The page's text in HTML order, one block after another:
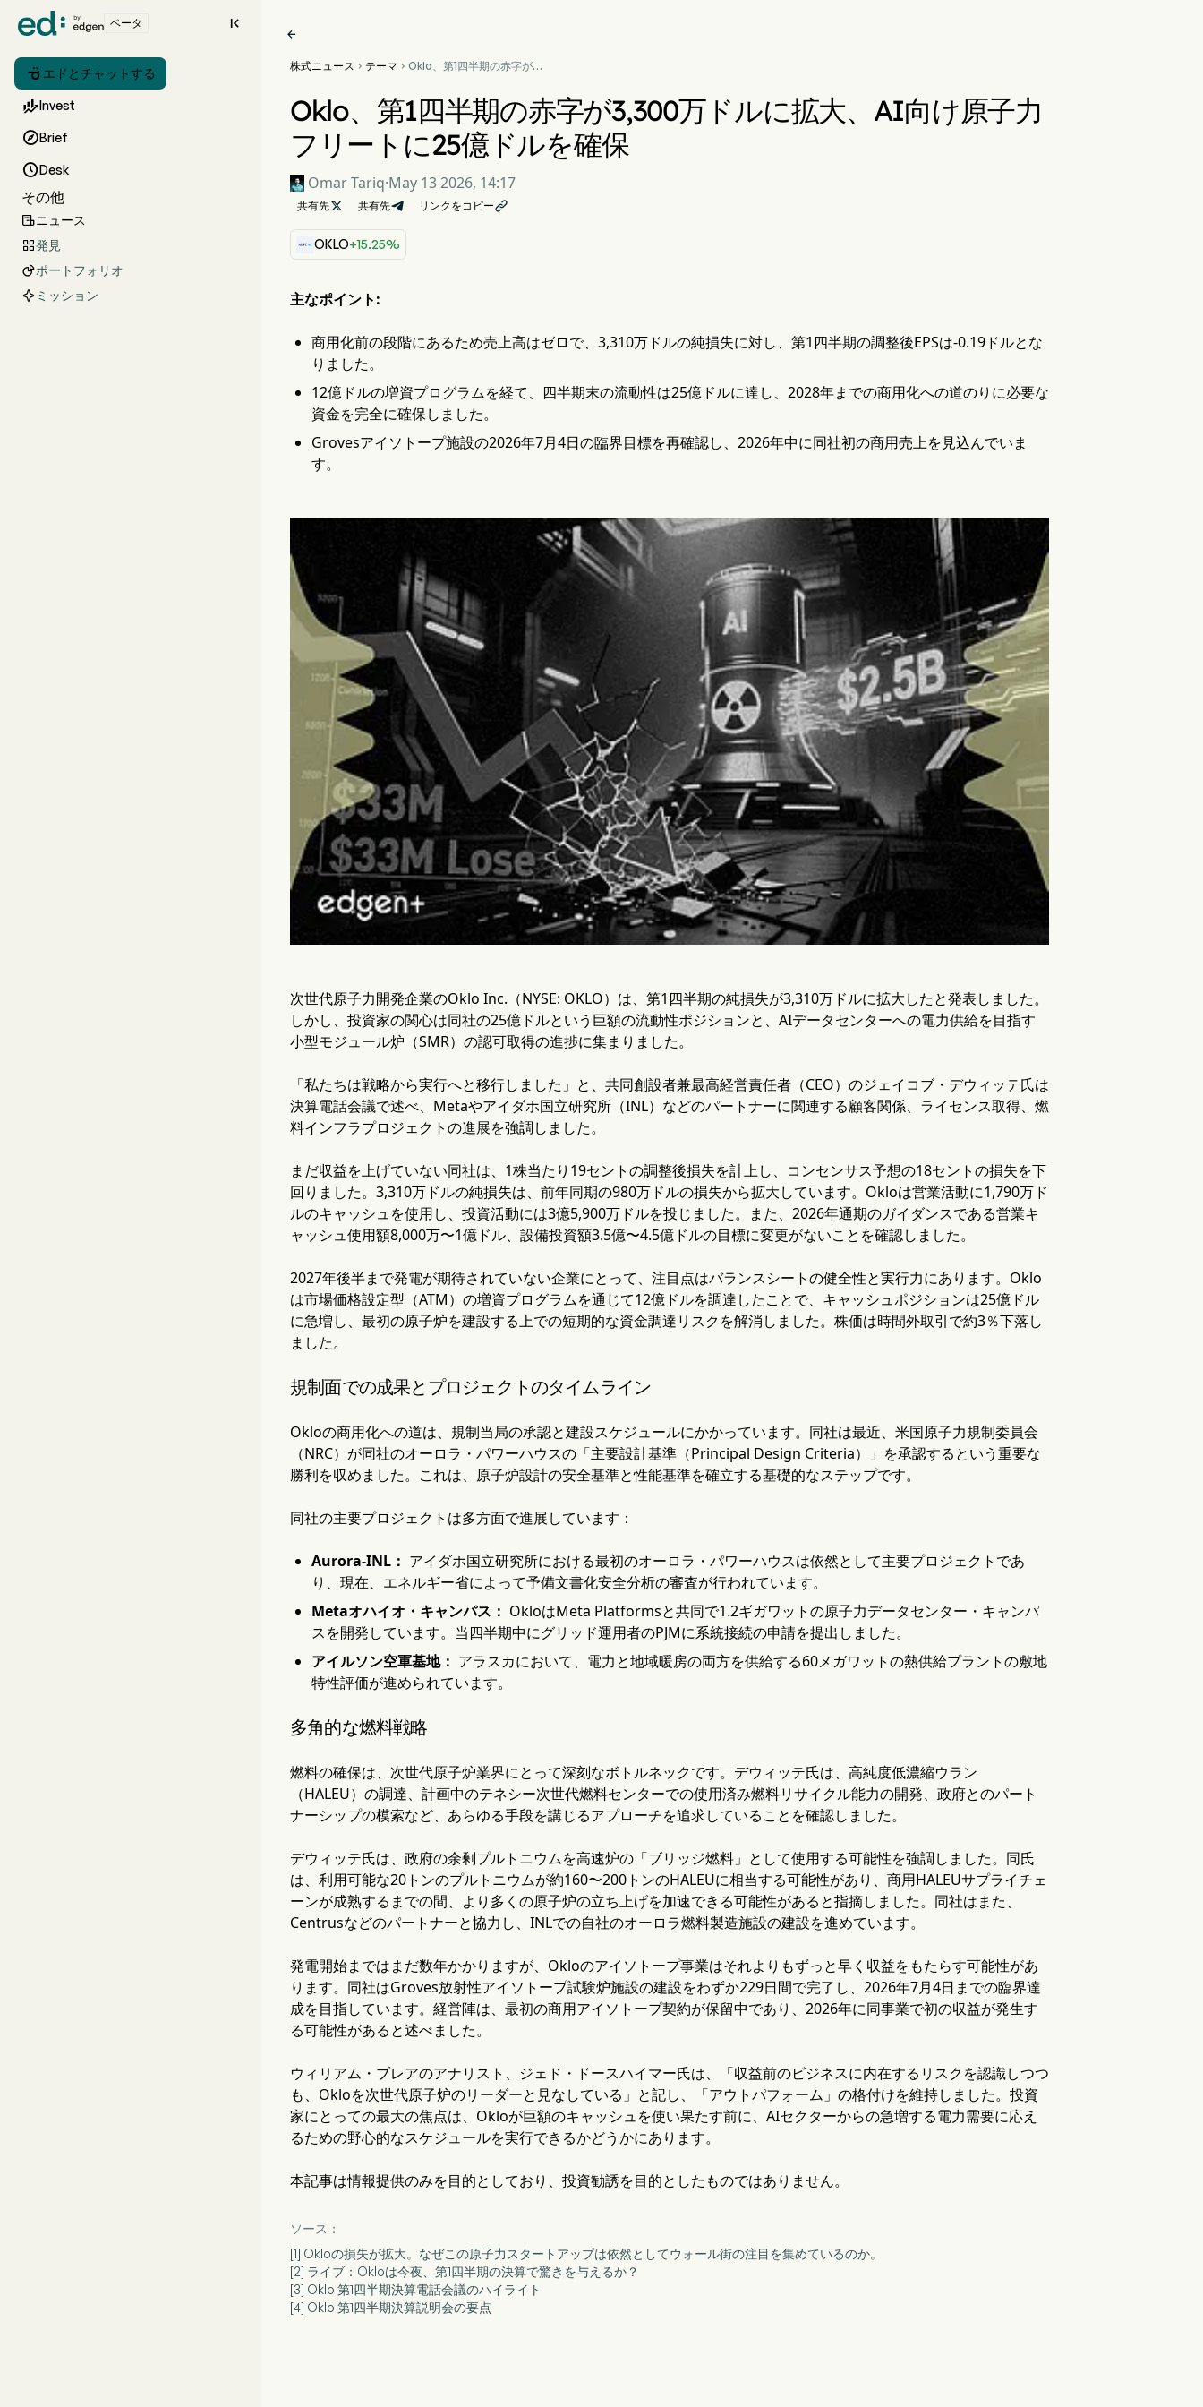
ベータ 
 エドとチャットする
Invest
Brief
Desk
その他
ニュース
発見
ポートフォリオ
ミッション

株式ニュース  テーマ  Oklo、第1四半期の赤字が
原子力フリートに25億ドルを
確保
Oklo、第1四半期の赤字が3,300万ドルに拡大、AI向け原子力
フリートに25億ドルを確保
Omar Tariq·May 13 2026, 14:17
共有先 共有先 リンクをコピー
OKLO+15.25%
主なポイント:
商用化前の段階にあるため売上高はゼロで、3,310万ドルの純損失に対し、第1四半期の調整後EPSは-0.19ドルとな
りました。
12億ドルの増資プログラムを経て、四半期末の流動性は25億ドルに達し、2028年までの商用化への道のりに必要な
資金を完全に確保しました。
Grovesアイソトープ施設の2026年7月4日の臨界目標を再確認し、2026年中に同社初の商用売上を見込んでいま
す。
次世代原子力開発企業のOklo Inc.（NYSE: OKLO）は、第1四半期の純損失が3,310万ドルに拡大したと発表しました。
しかし、投資家の関心は同社の25億ドルという巨額の流動性ポジションと、AIデータセンターへの電力供給を目指す
小型モジュール炉（SMR）の認可取得の進捗に集まりました。
「私たちは戦略から実行へと移行しました」と、共同創設者兼最高経営責任者（CEO）のジェイコブ・デウィッテ氏は
決算電話会議で述べ、Metaやアイダホ国立研究所（INL）などのパートナーに関連する顧客関係、ライセンス取得、燃
料インフラプロジェクトの進展を強調しました。
まだ収益を上げていない同社は、1株当たり19セントの調整後損失を計上し、コンセンサス予想の18セントの損失を下
回りました。3,310万ドルの純損失は、前年同期の980万ドルの損失から拡大しています。Okloは営業活動に1,790万ド
ルのキャッシュを使用し、投資活動には3億5,900万ドルを投じました。また、2026年通期のガイダンスである営業キ
ャッシュ使用額8,000万〜1億ドル、設備投資額3.5億〜4.5億ドルの目標に変更がないことを確認しました。
2027年後半まで発電が期待されていない企業にとって、注目点はバランスシートの健全性と実行力にあります。Oklo
は市場価格設定型（ATM）の増資プログラムを通じて12億ドルを調達したことで、キャッシュポジションは25億ドル
に急増し、最初の原子炉を建設する上での短期的な資金調達リスクを解消しました。株価は時間外取引で約3％下落し
ました。
規制面での成果とプロジェクトのタイムライン
Okloの商用化への道は、規制当局の承認と建設スケジュールにかかっています。同社は最近、米国原子力規制委員会
（NRC）が同社のオーロラ・パワーハウスの「主要設計基準（Principal Design Criteria）」を承認するという重要な
勝利を収めました。これは、原子炉設計の安全基準と性能基準を確立する基礎的なステップです。
同社の主要プロジェクトは多方面で進展しています：
Aurora-INL： アイダホ国立研究所における最初のオーロラ・パワーハウスは依然として主要プロジェクトであ
り、現在、エネルギー省によって予備文書化安全分析の審査が行われています。
Metaオハイオ・キャンパス： OkloはMeta Platformsと共同で1.2ギガワットの原子力データセンター・キャンパ
スを開発しています。当四半期中にグリッド運用者のPJMに系統接続の申請を提出しました。
アイルソン空軍基地： アラスカにおいて、電力と地域暖房の両方を供給する60メガワットの熱供給プラントの敷地
特性評価が進められています。
多角的な燃料戦略
燃料の確保は、次世代原子炉業界にとって深刻なボトルネックです。デウィッテ氏は、高純度低濃縮ウラン
（HALEU）の調達、計画中のテネシー次世代燃料センターでの使用済み燃料リサイクル能力の開発、政府とのパート
ナーシップの模索など、あらゆる手段を講じるアプローチを追求していることを確認しました。
デウィッテ氏は、政府の余剰プルトニウムを高速炉の「ブリッジ燃料」として使用する可能性を強調しました。同氏
は、利用可能な20トンのプルトニウムが約160〜200トンのHALEUに相当する可能性があり、商用HALEUサプライチェ
ーンが成熟するまでの間、より多くの原子炉の立ち上げを加速できる可能性があると指摘しました。同社はまた、
Centrusなどのパートナーと協力し、INLでの自社のオーロラ燃料製造施設の建設を進めています。
発電開始まではまだ数年かかりますが、Okloのアイソトープ事業はそれよりもずっと早く収益をもたらす可能性があ
ります。同社はGroves放射性アイソトープ試験炉施設の建設をわずか229日間で完了し、2026年7月4日までの臨界達
成を目指しています。経営陣は、最初の商用アイソトープ契約が保留中であり、2026年に同事業で初の収益が発生す
る可能性があると述べました。
ウィリアム・ブレアのアナリスト、ジェド・ドースハイマー氏は、「収益前のビジネスに内在するリスクを認識しつつ
も、Okloを次世代原子炉のリーダーと見なしている」と記し、「アウトパフォーム」の格付けを維持しました。投資
家にとっての最大の焦点は、Okloが巨額のキャッシュを使い果たす前に、AIセクターからの急増する電力需要に応え
るための野心的なスケジュールを実行できるかどうかにあります。
本記事は情報提供のみを目的としており、投資勧誘を目的としたものではありません。
ソース：
[1] Okloの損失が拡大。なぜこの原子力スタートアップは依然としてウォール街の注目を集めているのか。
[2] ライブ：Okloは今夜、第1四半期の決算で驚きを与えるか？
[3] Oklo 第1四半期決算電話会議のハイライト
[4] Oklo 第1四半期決算説明会の要点